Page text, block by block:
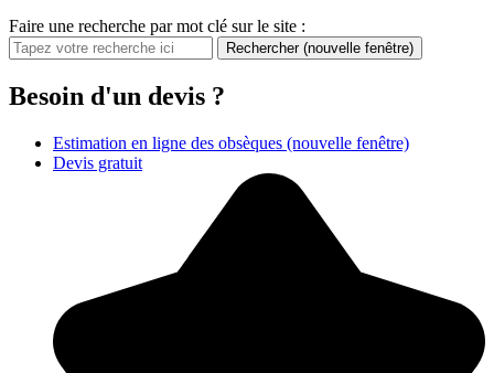
Faire une recherche par mot clé sur le site :
Rechercher (nouvelle fenêtre)
Besoin d'un devis ?
Estimation en ligne des obsèques (nouvelle fenêtre)
Devis gratuit